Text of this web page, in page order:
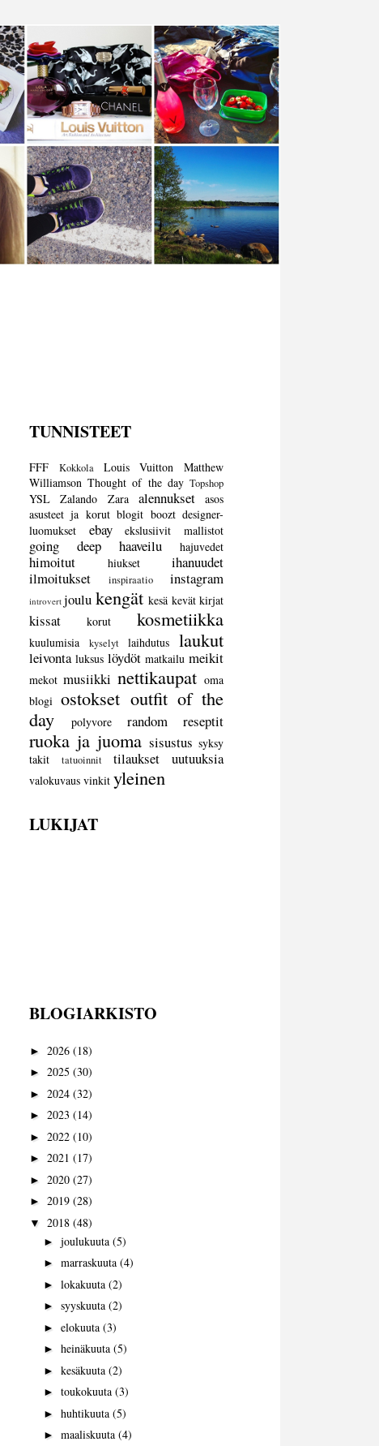
TUNNISTEET
FFF Kokkola Louis Vuitton
Matthew
Williamson Thought of the day Topshop
YSL Zalando Zara alennukset
asos
asusteet ja korut blogit boozt designer-
luomukset
ebay ekslusiivit mallistot
going deep haaveilu hajuvedet
himoitut hiukset
ihanuudet
ilmoitukset
inspiraatio instagram
introvert joulu kengät kesä kevät kirjat
kissat korut kosmetiikka
kuulumisia kyselyt laihdutus laukut
leivonta luksus löydöt matkailu meikit
mekot musiikki nettikaupat oma
blogi ostokset outfit of the
day
polyvore random reseptit
ruoka ja juoma sisustus syksy
takit
tatuoinnit tilaukset uutuuksia
valokuvaus vinkit yleinen
LUKIJAT
BLOGIARKISTO
► 2026 (18)
► 2025 (30)
► 2024 (32)
► 2023 (14)
► 2022 (10)
► 2021 (17)
► 2020 (27)
► 2019 (28)
▼ 2018 (48)
► joulukuuta (5)
► marraskuuta (4)
► lokakuuta (2)
► syyskuuta (2)
► elokuuta (3)
► heinäkuuta (5)
► kesäkuuta (2)
► toukokuuta (3)
► huhtikuuta (5)
► maaliskuuta (4)